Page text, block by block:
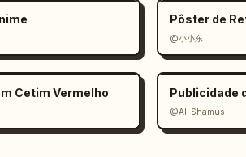
美味，打开常用平台搜索".
com um ícone de lupa,
rotulados como: 抖音,
e alinhados na parte
publicidade de comida
Pôster de
@小小东
Cetim Vermelho Publicidade
@Al-Shamus